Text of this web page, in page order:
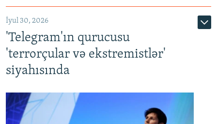
İyul 30, 2026
'Telegram'ın qurucusu
'terrorçular və ekstremistlər'
siyahısında